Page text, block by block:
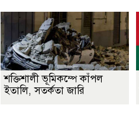
শক্তিশালী ভূমিকম্পে কাঁপল
ইতালি, সতর্কতা জারি